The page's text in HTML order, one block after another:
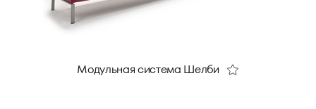
Модульная система Шелби